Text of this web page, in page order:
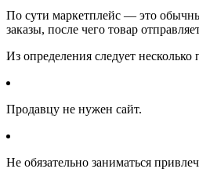
По сути маркетплейс — это
заказы, после чего товар
Из определения следует
Продавцу не нужен сайт.
Не обязательно заниматься